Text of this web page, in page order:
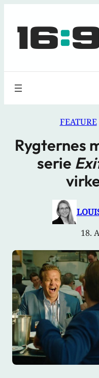
indhold
FEATURE
Rygternes
serie
18.